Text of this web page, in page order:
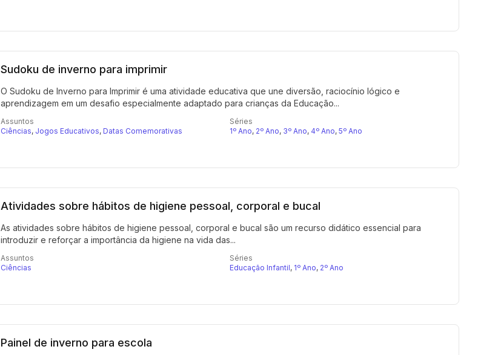
Sudoku de inverno para imprimir
O Sudoku de Inverno para Imprimir é uma atividade educativa que une diversão, raciocínio lógico e
aprendizagem em um desafio especialmente adaptado para crianças da Educação...
Assuntos
Ciências, Jogos Educativos, Datas Comemorativas
Séries
1º Ano, 2º Ano, 3º Ano, 4º Ano, 5º Ano
Atividades sobre hábitos de higiene pessoal, corporal e bucal
As atividades sobre hábitos de higiene pessoal, corporal e bucal são um recurso didático essencial para
introduzir e reforçar a importância da higiene na vida das...
Assuntos
Ciências
Séries
Educação Infantil, 1º Ano, 2º Ano
Painel de inverno para escola